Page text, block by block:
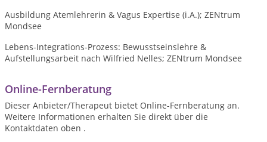
Ausbildung Atemlehrerin & Vagus Expertise (i.A.); ZENtrum
Mondsee
Lebens-Integrations-Prozess: Bewusstseinslehre &
Aufstellungsarbeit nach Wilfried Nelles; ZENtrum Mondsee
Online-Fernberatung
Dieser Anbieter/Therapeut bietet Online-Fernberatung an.
Weitere Informationen erhalten Sie direkt über die
Kontaktdaten oben .